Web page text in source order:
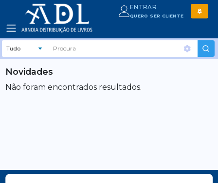
ENTRAR
QUERO SER CLIENTE
Novidades
Não foram encontrados resultados.